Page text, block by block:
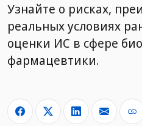
Узнайте о рисках,
реальных условиях
оценки ИС в сфере
фармацевтики.